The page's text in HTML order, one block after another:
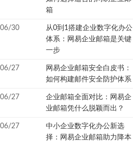
箱
06/30
从0到1搭建企业数字化办公
体系：网易企业邮箱是关键
一步
06/27
网易企业邮箱安全白皮书：
如何构建邮件安全防护体系
06/27
企业邮箱全面对比：网易企
业邮箱凭什么脱颖而出？
06/27
中小企业数字化办公新选
择：网易企业邮箱助力降本